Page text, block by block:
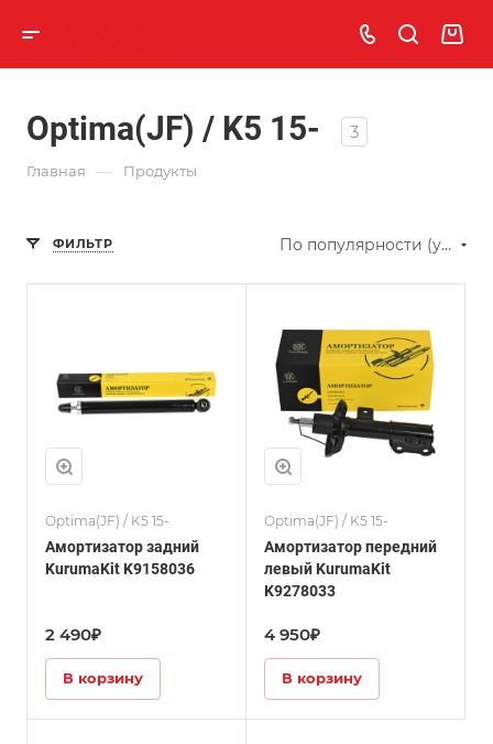
Optima(JF) / K5 15- 3
Главная — Продукты
ФИЛЬТР По популярности (убывание)
Optima(JF) / K5 15-
Амортизатор задний
KurumaKit K9158036
2 490₽
В корзину
Optima(JF) / K5 15-
Амортизатор передний
левый KurumaKit
K9278033
4 950₽
В корзину